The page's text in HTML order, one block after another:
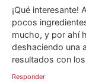
¡Qué interesante!
pocos
mucho, y por ahí
deshaciendo una
resultados con
Responder